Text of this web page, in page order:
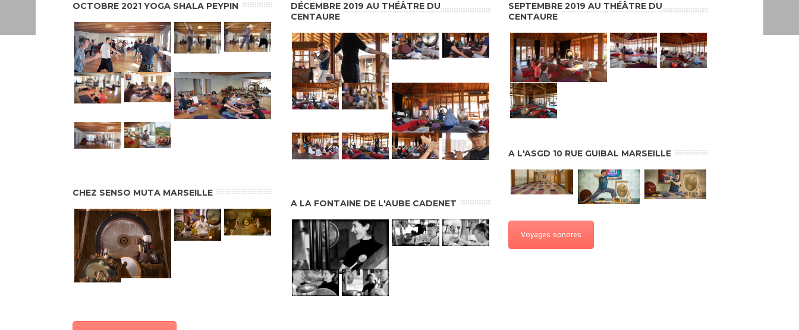
OCTOBRE 2021 YOGA SHALA PEYPIN
CHEZ SENSO MUTA MARSEILLE
DÉCEMBRE 2019 AU THÉÂTRE DU
CENTAURE
A LA FONTAINE DE L'AUBE CADENET
SEPTEMBRE 2019 AU THÉÂTRE DU
CENTAURE
A L'ASGD 10 RUE GUIBAL MARSEILLE
Voyages sonores